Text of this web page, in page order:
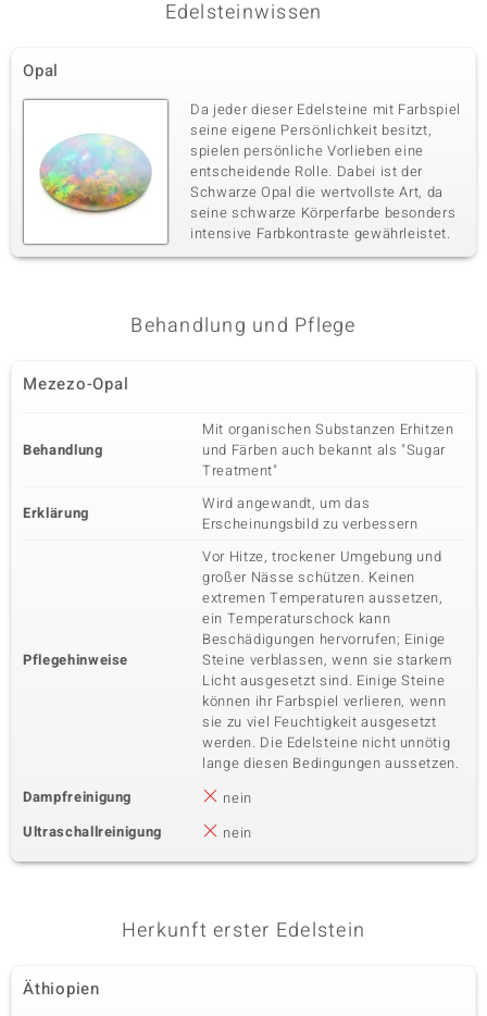
Edelsteinwissen
Opal
Da jeder dieser Edelsteine mit Farbspiel
seine eigene Persönlichkeit besitzt,
spielen persönliche Vorlieben eine
entscheidende Rolle. Dabei ist der
Schwarze Opal die wertvollste Art, da
seine schwarze Körperfarbe besonders
intensive Farbkontraste gewährleistet.
Behandlung und Pflege
Mezezo-Opal
Behandlung
Mit organischen Substanzen Erhitzen
und Färben auch bekannt als "Sugar
Treatment"
Erklärung
Wird angewandt, um das
Erscheinungsbild zu verbessern
Pflegehinweise
Vor Hitze, trockener Umgebung und
großer Nässe schützen. Keinen
extremen Temperaturen aussetzen,
ein Temperaturschock kann
Beschädigungen hervorrufen; Einige
Steine verblassen, wenn sie starkem
Licht ausgesetzt sind. Einige Steine
können ihr Farbspiel verlieren, wenn
sie zu viel Feuchtigkeit ausgesetzt
werden. Die Edelsteine nicht unnötig
lange diesen Bedingungen aussetzen.
Dampfreinigung
nein
Ultraschallreinigung
nein
Herkunft erster Edelstein
Äthiopien